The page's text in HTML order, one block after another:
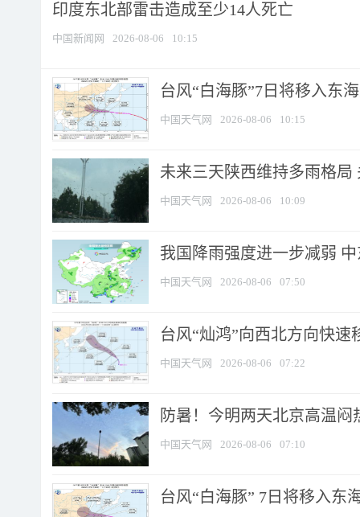
印度东北部雷击造成至少14人死亡
中国新闻网 2026-08-06 10:15
台风“白海豚”7日将移入东
中国天气网 2026-08-06 10:15
未来三天陕西维持多雨格局
中国天气网 2026-08-06 10:09
我国降雨强度进一步减弱
中国天气网 2026-08-06 07:50
台风“灿鸿”向西北方向快
中国天气网 2026-08-06 07:22
防暑！今明两天北京高温
中国天气网 2026-08-06 07:10
台风“白海豚” 7日将移入东